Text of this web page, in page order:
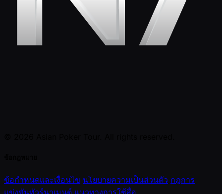
ข้อกำหนดและเงื่อนไข นโยบายความเป็นส่วนตัว กฎการ
แข่งขันทัวร์นาเมนต์ แนวทางการใช้สื่อ